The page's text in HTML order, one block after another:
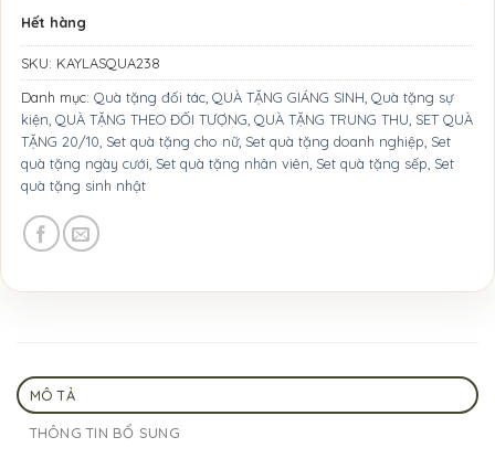
Hết hàng
SKU: KAYLASQUA238
Danh mục: Quà tặng đối tác QUÀ TẶNG GIÁNG SINH Quà tặng sự
kiện QUÀ TẶNG THEO ĐỐI TƯỢNG QUÀ TẶNG TRUNG THU SET QUÀ
TẶNG 20/10 Set quà tặng cho nữ, Set quà tặng doanh nghiệp Set
quà tặng ngày cưới Set quà tặng nhân viên Set quà tặng sếp Set
quà tặng sinh nhật
MÔ TẢ
THÔNG TIN BỔ SUNG